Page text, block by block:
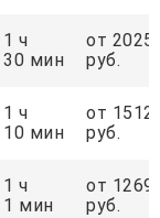
1 ч
30 мин
от 2025
руб.
1 ч
10 мин
от 1512
руб.
1 ч
1 мин
от 1269
руб.